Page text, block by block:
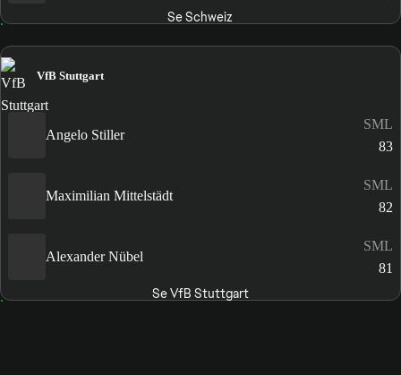
Se Schweiz
VfB Stuttgart
Angelo Stiller
SML
83
Maximilian Mittelstädt
SML
82
Alexander Nübel
SML
81
Se VfB Stuttgart